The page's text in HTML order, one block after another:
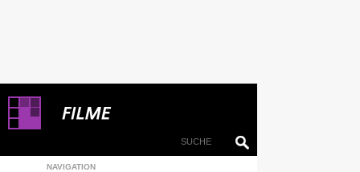
NAVIGATION